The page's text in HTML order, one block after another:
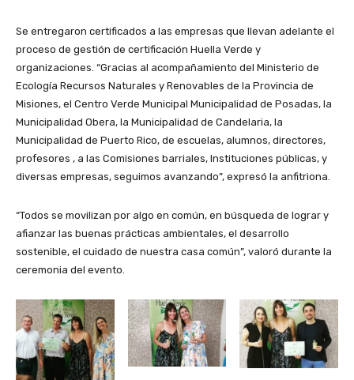
Se entregaron certificados a las empresas que llevan adelante el
proceso de gestión de certificación Huella Verde y
organizaciones. “Gracias al acompañamiento del Ministerio de
Ecología Recursos Naturales y Renovables de la Provincia de
Misiones, el Centro Verde Municipal Municipalidad de Posadas, la
Municipalidad Obera, la Municipalidad de Candelaria, la
Municipalidad de Puerto Rico, de escuelas, alumnos, directores,
profesores , a las Comisiones barriales, Instituciones públicas, y
diversas empresas, seguimos avanzando”, expresó la anfitriona.
“Todos se movilizan por algo en común, en búsqueda de lograr y
afianzar las buenas prácticas ambientales, el desarrollo
sostenible, el cuidado de nuestra casa común”, valoró durante la
ceremonia del evento.